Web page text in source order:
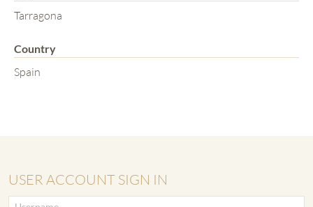
Tarragona
Country
Spain
USER ACCOUNT SIGN IN